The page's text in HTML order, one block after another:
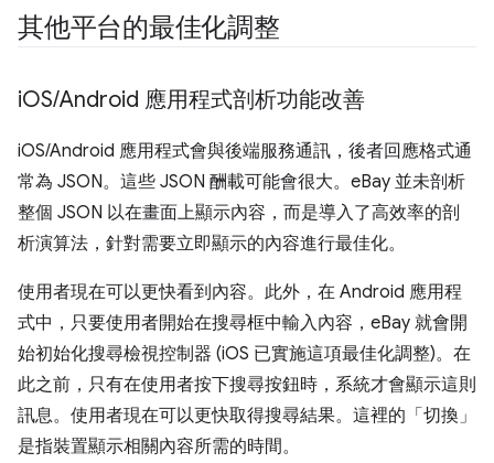
其他平台的最佳化調整
iOS/Android 應用程式剖析功能改善
iOS/Android 應用程式會與後端服務通訊，後者回應格式通
常為 JSON。這些 JSON 酬載可能會很大。eBay 並未剖析
整個 JSON 以在畫面上顯示內容，而是導入了高效率的剖
析演算法，針對需要立即顯示的內容進行最佳化。
使用者現在可以更快看到內容。此外，在 Android 應用程
式中，只要使用者開始在搜尋框中輸入內容，eBay 就會開
始初始化搜尋檢視控制器 (iOS 已實施這項最佳化調整)。在
此之前，只有在使用者按下搜尋按鈕時，系統才會顯示這則
訊息。使用者現在可以更快取得搜尋結果。這裡的「切換」
是指裝置顯示相關內容所需的時間。